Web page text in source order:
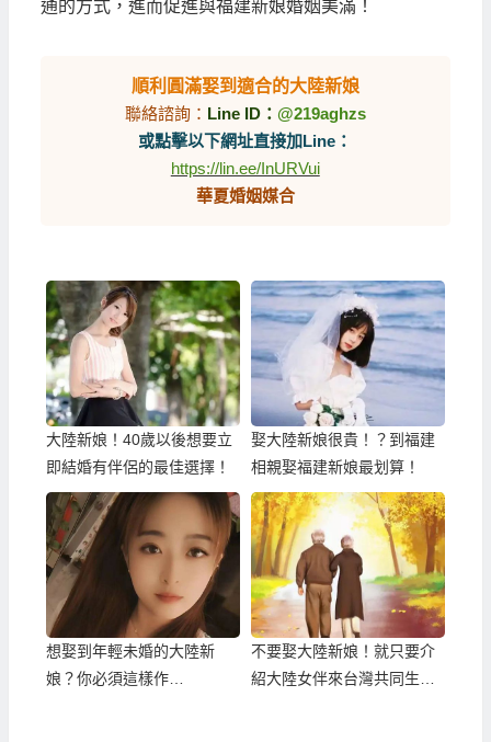
通的方式，進而促進與福建新娘婚姻美滿！
順利圓滿娶到適合的大陸新娘
聯絡諮詢： Line ID： @219aghzs
或點擊以下網址直接加Line：
https://lin.ee/InURVui
華夏婚姻媒合
大陸新娘！40歲以後想要立
即結婚有伴侶的最佳選擇！
娶大陸新娘很貴！？到福建
相親娶福建新娘最划算！
想娶到年輕未婚的大陸新
娘？你必須這樣作…
不要娶大陸新娘！就只要介
紹大陸女伴來台灣共同生